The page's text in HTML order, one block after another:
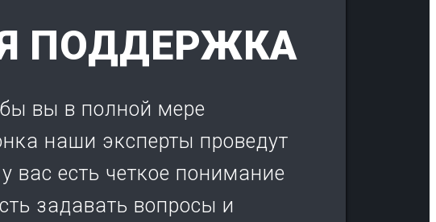
ПОДДЕРЖКА
вы в полной мере
наши эксперты проведут
вас есть четкое понимание
задавать вопросы и